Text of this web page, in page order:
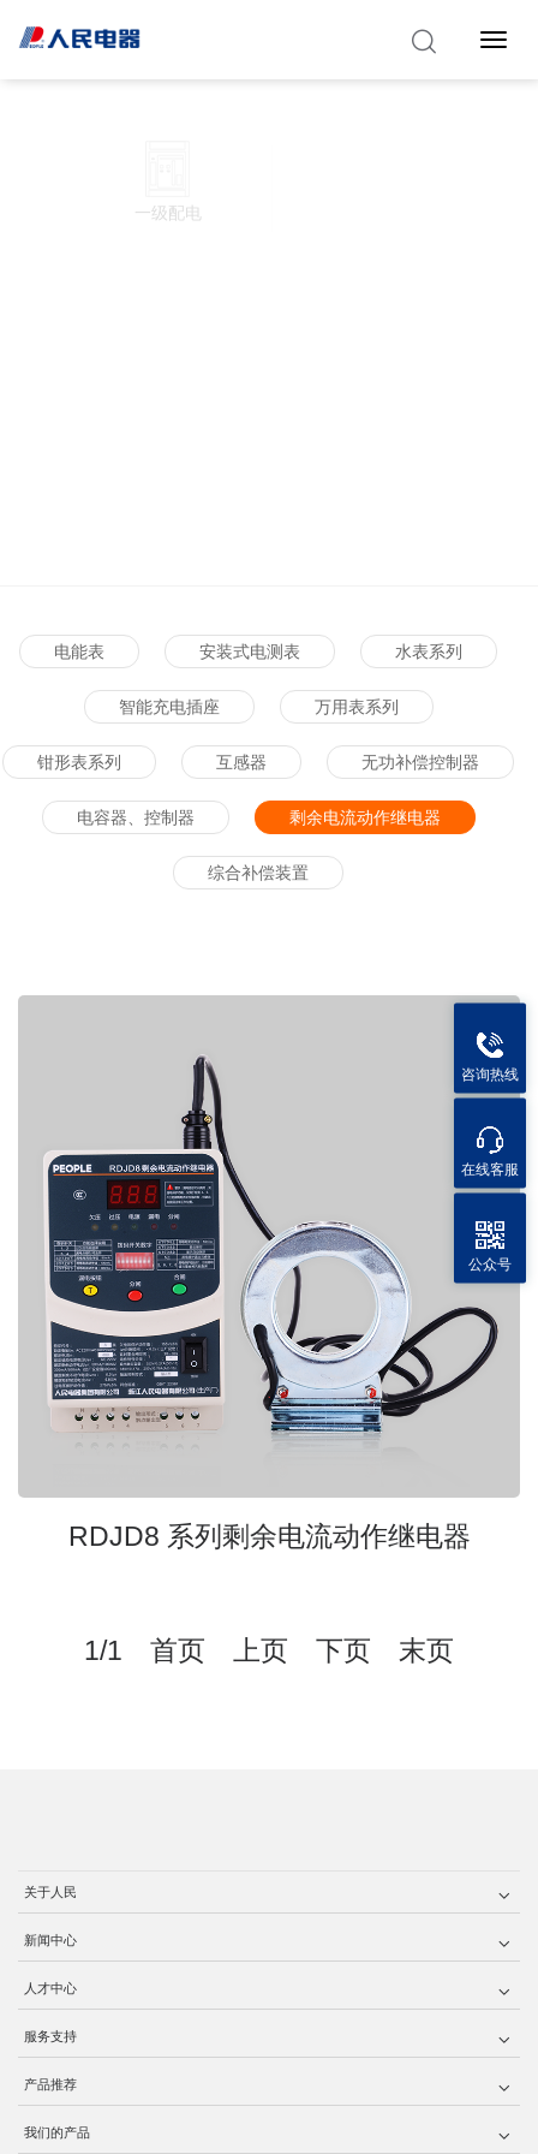
Toggle
一级配电
电能表 安装式电测表 水表系列
智能充电插座 万用表系列
钳形表系列 互感器 无功补偿控制器
电容器、控制器 剩余电流动作继电器
综合补偿装置
RDJD8 系列剩余电流动作继电器
1/1 首页 上页 下页 末页
关于人民
新闻中心
人才中心
服务支持
产品推荐
我们的产品
咨询热线
在线客服
公众号